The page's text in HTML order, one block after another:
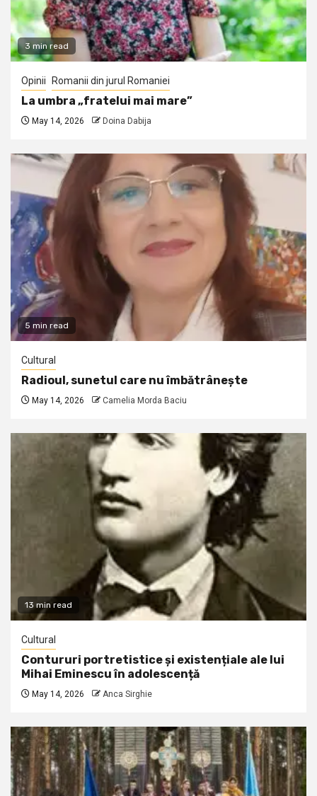
3 min read
Opinii Romanii din jurul Romaniei
La umbra „fratelui mai mare”
May 14, 2026 Doina Dabija
5 min read
Cultural
Radioul, sunetul care nu îmbătrânește
May 14, 2026 Camelia Morda Baciu
13 min read
Cultural
Contururi portretistice și existențiale ale lui
Mihai Eminescu în adolescență
May 14, 2026 Anca Sirghie